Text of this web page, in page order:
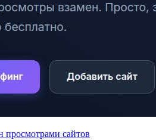
просмотрами сайтов